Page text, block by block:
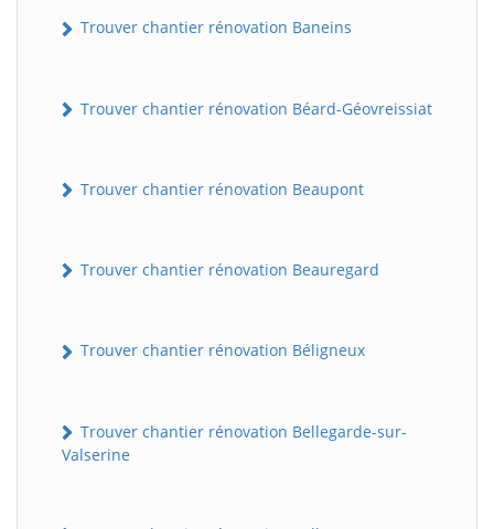
Trouver chantier rénovation Baneins
Trouver chantier rénovation Béard-Géovreissiat
Trouver chantier rénovation Beaupont
Trouver chantier rénovation Beauregard
Trouver chantier rénovation Béligneux
Trouver chantier rénovation Bellegarde-sur-
Valserine